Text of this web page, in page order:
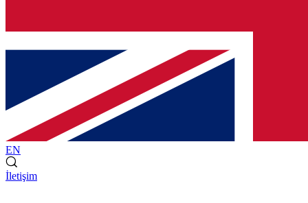
EN
İletişim